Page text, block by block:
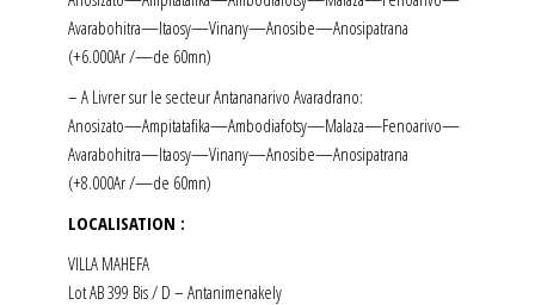
Avarabohitra—Itaosy—Vinany—Anosibe—Anosipatrana
(+6.000Ar /—de 60mn)
– A Livrer sur le secteur Antananarivo Avaradrano:
Anosizato—Ampitatafika—Ambodiafotsy—Malaza—Fenoarivo—
Avarabohitra—Itaosy—Vinany—Anosibe—Anosipatrana
(+8.000Ar /—de 60mn)
LOCALISATION :
VILLA MAHEFA
Lot AB 399 Bis / D – Antanimenakely